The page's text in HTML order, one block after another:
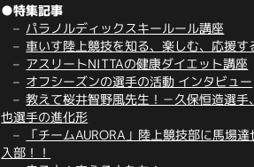
●特集記事
パラノルディックスキールール講座
車いす陸上競技を知る、楽しむ、応援す
アスリートNITTAの健康ダイエット講座
オフシーズンの選手の活動 インタビュー
教えて桜井智野風先生！－久保恒造選手
也選手の進化形
「チームAURORA」陸上競技部に馬場
入部！！